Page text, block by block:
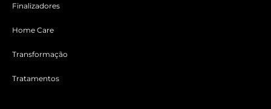
Finalizadores
Home Care
Transformação
Tratamentos